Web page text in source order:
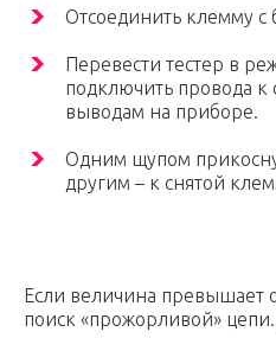
Отсоединить клемму с
Перевести тестер в
подключить провода к
выводам на приборе.
Одним щупом
другим – к снятой
Если величина превышает
поиск «прожорливой» цепи.